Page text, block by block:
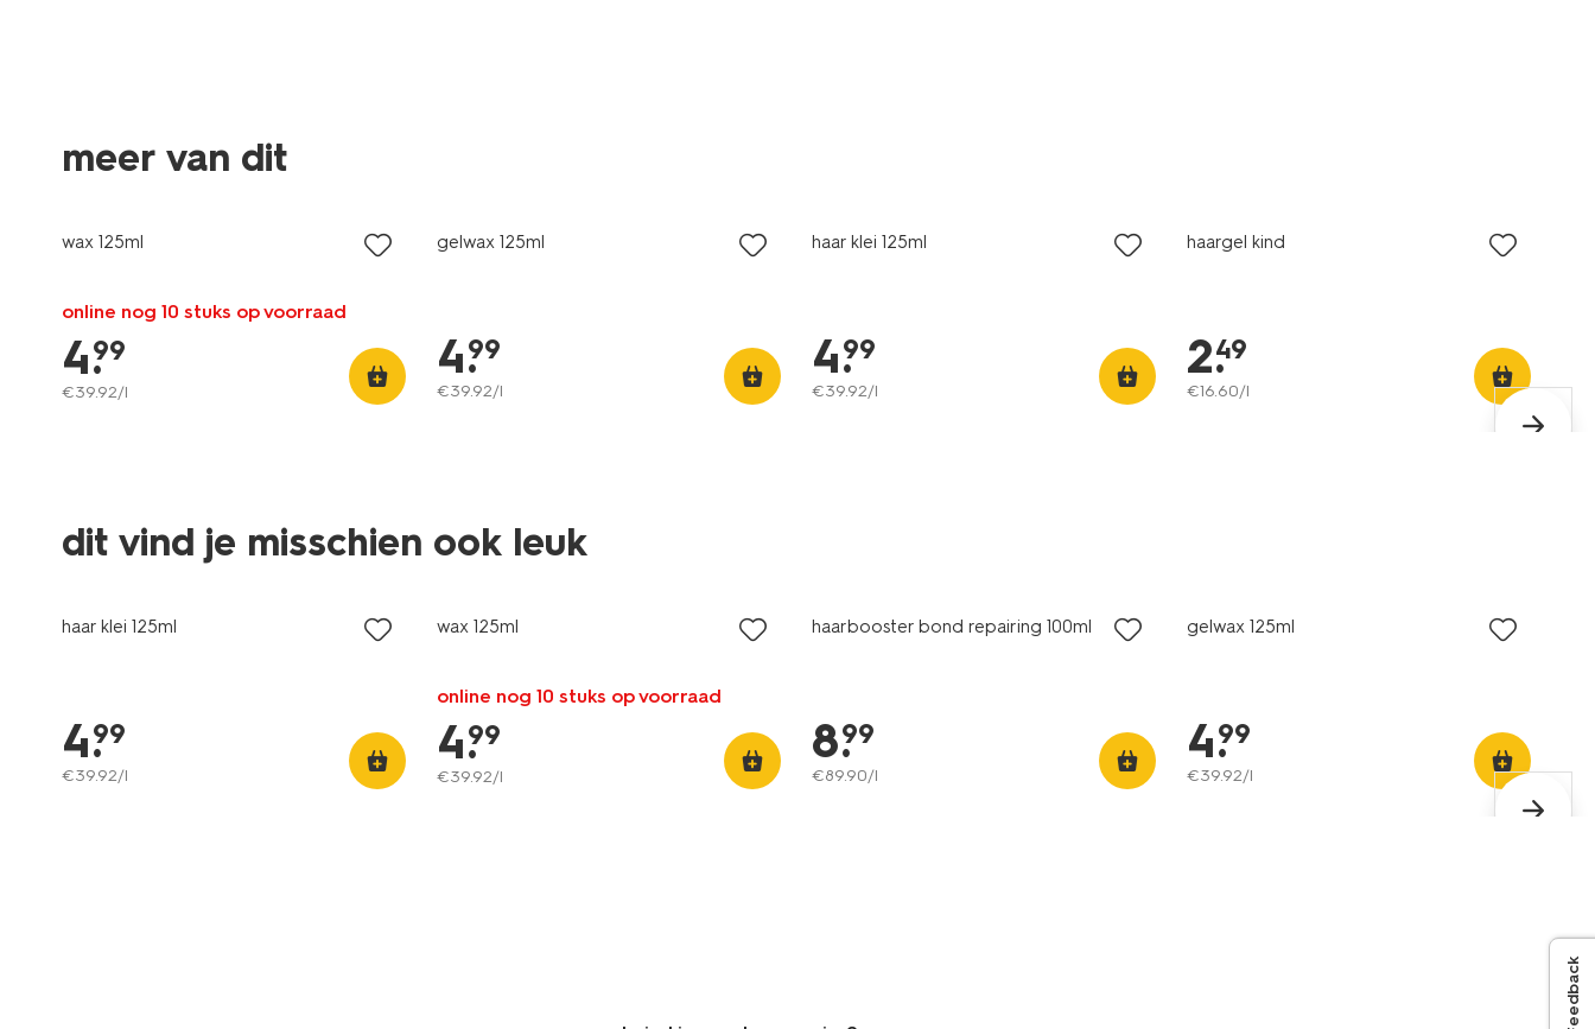
meer van dit
wax 125ml
online nog 10 stuks op voorraad
4.
99
€39.92/l
gelwax 125ml
4.
99
€39.92/l
haar klei 125ml
4.
99
€39.92/l
haargel kind
2.
49
€16.60/l
dit vind je misschien ook leuk
haar klei 125ml
4.
99
€39.92/l
wax 125ml
online nog 10 stuks op voorraad
4.
99
€39.92/l
haarbooster bond repairing 100ml
8.
99
€89.90/l
gelwax 125ml
4.
99
€39.92/l
Feedback